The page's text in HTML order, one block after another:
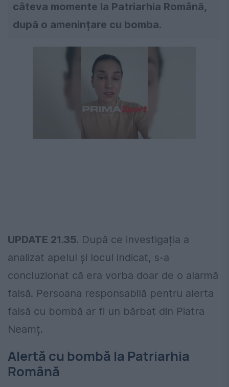
câteva momente la Patriarhia Română,
după o amenințare cu bomba.
UPDATE 21.35. După ce investigația a
analizat apelul și locul indicat, s-a
concluzionat că era vorba doar de o alarmă
falsă. Persoana responsabilă pentru alerta
falsă cu bombă ar fi un bărbat din Piatra
Neamț.
Alertă cu bombă la Patriarhia
Română